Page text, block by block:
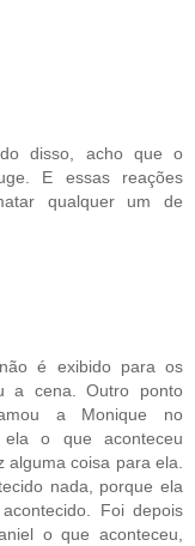
disso, acho que o
E essas reações
qualquer um de
é exibido para os
a cena. Outro ponto
a Monique no
ela o que aconteceu
coisa para ela.
nada, porque ela
Foi depois
o que aconteceu,